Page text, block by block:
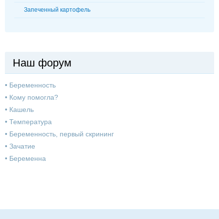
Запеченный картофель
Наш форум
• Беременность
• Кому помогла?
• Кашель
• Температура
• Беременность, первый скрининг
• Зачатие
• Беременна